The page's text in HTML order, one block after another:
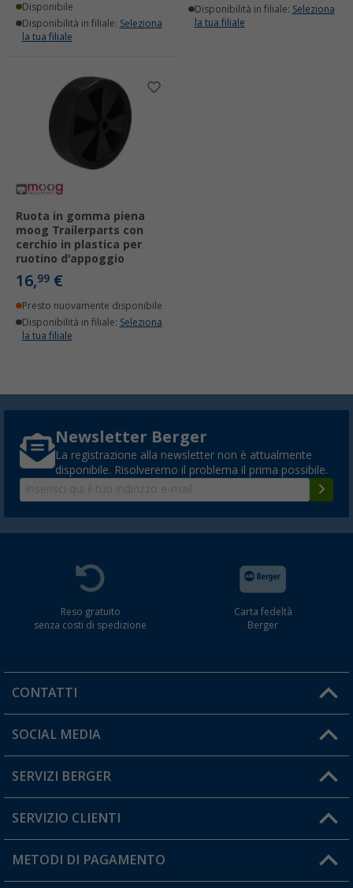
Disponibile
Disponibilità in filiale: Seleziona
la tua filiale
Disponibilità in filiale: Seleziona
la tua filiale
Ruota in gomma piena
moog Trailerparts con
cerchio in plastica per
ruotino d'appoggio
16,99 €
Presto nuovamente disponibile
Disponibilità in filiale: Seleziona
la tua filiale
Newsletter Berger
La registrazione alla newsletter non è attualmente
disponibile. Risolveremo il problema il prima possibile.
Reso gratuito
senza costi di spedizione
Carta fedeltà
Berger
CONTATTI
Orari di apertura del servizio:
Hai una domanda?
SOCIAL MEDIA
SERVIZI BERGER
Diventare rivenditori
Il mio Account
SERVIZIO CLIENTI
Informazioni sulla spedizione
METODI DI PAGAMENTO